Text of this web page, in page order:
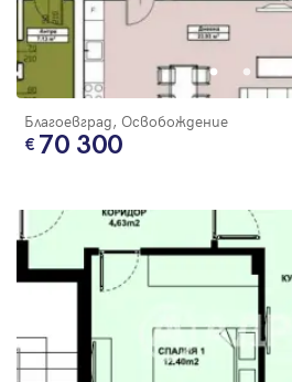
Благоевград, Освобождение
70 300